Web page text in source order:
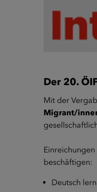
Der 20.
Mit der
Migrant/
beschäftigen:
Deutsch